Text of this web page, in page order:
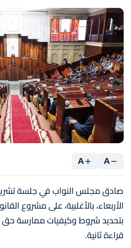
A
A
صادق مجلس النواب في جلسة
بتحديد شروط وكيفيات ممارسة حق
قراءة ثانية.